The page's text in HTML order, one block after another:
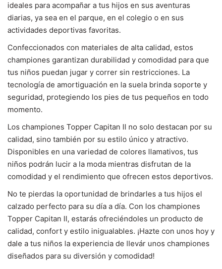
ideales para acompañar a tus hijos en sus aventuras
diarias, ya sea en el parque, en el colegio o en sus
actividades deportivas favoritas.
Confeccionados con materiales de alta calidad, estos
championes garantizan durabilidad y comodidad para que
tus niños puedan jugar y correr sin restricciones. La
tecnología de amortiguación en la suela brinda soporte y
seguridad, protegiendo los pies de tus pequeños en todo
momento.
Los championes Topper Capitan II no solo destacan por su
calidad, sino también por su estilo único y atractivo.
Disponibles en una variedad de colores llamativos, tus
niños podrán lucir a la moda mientras disfrutan de la
comodidad y el rendimiento que ofrecen estos deportivos.
No te pierdas la oportunidad de brindarles a tus hijos el
calzado perfecto para su día a día. Con los championes
Topper Capitan II, estarás ofreciéndoles un producto de
calidad, confort y estilo inigualables. ¡Hazte con unos hoy y
dale a tus niños la experiencia de llevár unos championes
diseñados para su diversión y comodidad!